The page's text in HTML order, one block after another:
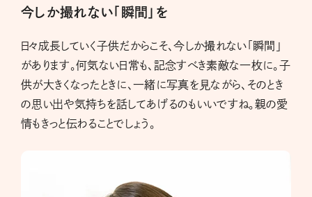
今しか撮れない「瞬間」を
日々成長していく子供だからこそ、今しか撮れない「瞬間」
があります。何気ない日常も、記念すべき素敵な一枚に。子
供が大きくなったときに、一緒に写真を見ながら、そのとき
の思い出や気持ちを話してあげるのもいいですね。親の愛
情もきっと伝わることでしょう。